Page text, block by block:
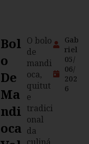
Bol
O
De
Ma
Ndi
Oca
O bolo
de
mandi
oca,
quitut
e
tradici
onal
da
Gab
riel
05/
06/
202
6